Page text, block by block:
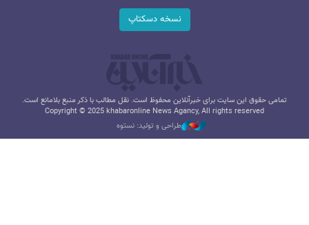
نسخه دسکتاپ
تمامی حقوق این سایت برای خبرآنلاین محفوظ است. نقل مطالب با ذکر منبع بلامانع است.
Copyright © 2025 khabaronline News Agancy, All rights reserved
طراحی و تولید: نستوه